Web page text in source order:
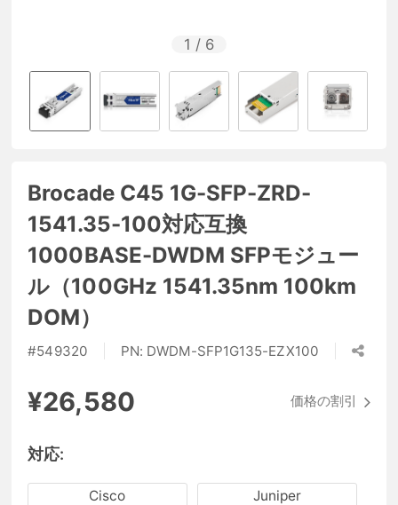
1 / 6
Brocade C45 1G-SFP-ZRD-
1541.35-100対応互換
1000BASE-DWDM SFPモジュー
ル（100GHz 1541.35nm 100km
DOM）
#549320 PN: DWDM-SFP1G135-EZX100
¥26,580 価格の割引
対応:
Cisco Juniper